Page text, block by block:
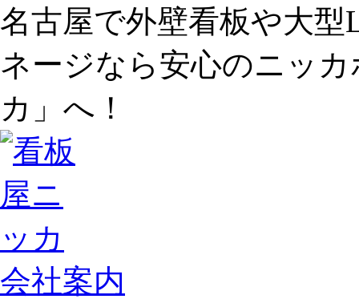
名古屋で外壁看板や大
ネージなら安心のニッ
カ」へ！
会社案内